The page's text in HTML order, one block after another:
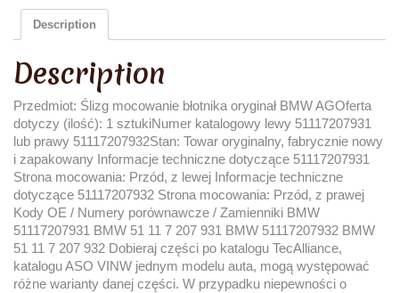
Description
Description
Przedmiot: Ślizg mocowanie błotnika oryginał BMW AGOferta
dotyczy (ilość): 1 sztukiNumer katalogowy lewy 51117207931
lub prawy 51117207932Stan: Towar oryginalny, fabrycznie nowy
i zapakowany Informacje techniczne dotyczące 51117207931
Strona mocowania: Przód, z lewej Informacje techniczne
dotyczące 51117207932 Strona mocowania: Przód, z prawej
Kody OE / Numery porównawcze / Zamienniki BMW
51117207931 BMW 51 11 7 207 931 BMW 51117207932 BMW
51 11 7 207 932 Dobieraj części po katalogu TecAlliance,
katalogu ASO VINW jednym modelu auta, mogą występować
różne warianty danej części. W przypadku niepewności o